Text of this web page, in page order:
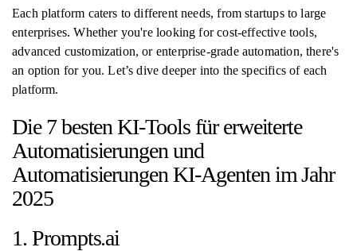
Each platform caters to different needs, from startups to large
enterprises. Whether you're looking for cost-effective tools,
advanced customization, or enterprise-grade automation, there's
an option for you. Let’s dive deeper into the specifics of each
platform.
Die 7 besten KI-Tools für erweiterte
Automatisierungen und
Automatisierungen KI-Agenten im Jahr
2025
1. Prompts.ai